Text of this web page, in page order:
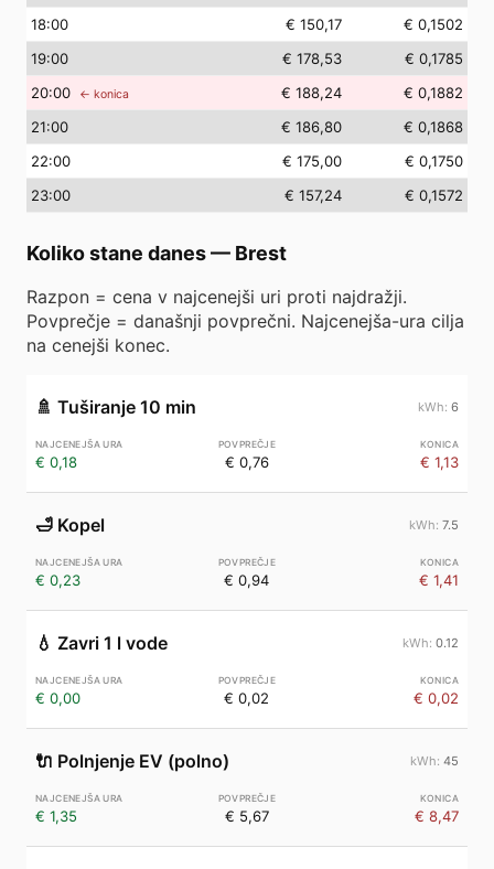
18:00 € 150,17
€ 0,1502
19:00 € 178,53
€ 0,1785
20:00 ← konica € 188,24
€ 0,1882
21:00 € 186,80
€ 0,1868
22:00 € 175,00
€ 0,1750
23:00 € 157,24 € 0,1572
Koliko stane danes— Brest
Razpon = cena v najcenejši uri proti najdražji.
Povprečje = današnji povprečni. Najcenejša-ura cilja
na cenejši konec.
🚿 Tuširanje 10 min 6
€ 0,18 € 0,76 € 1,13
🛁 Kopel 7.5
€ 0,23 € 0,94 € 1,41
💧 Zavri 1 l vode 0.12
€ 0,00 € 0,02 € 0,02
🔌 Polnjenje EV (polno) 45
€ 1,35 € 5,67 € 8,47